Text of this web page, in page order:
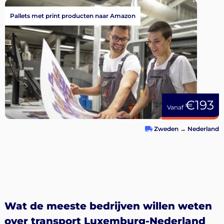
Vanaf€193
Pallets met print producten naar Amazon
Zweden → Nederland
Wat de meeste bedrijven willen weten
over transport Luxemburg-Nederland